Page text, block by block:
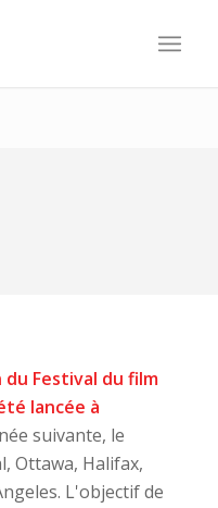
du Festival du film
lancée à
suivante, le
Ottawa, Halifax,
L'objectif de